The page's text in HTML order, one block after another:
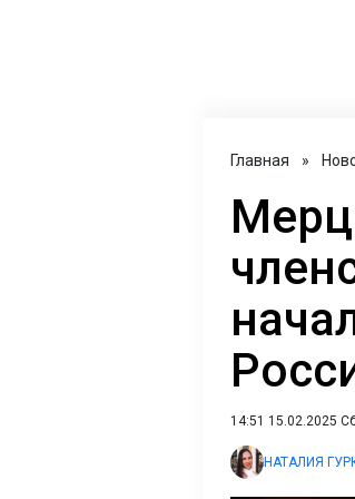
Главная »
14:51 15.02.2025
НАТАЛИЯ